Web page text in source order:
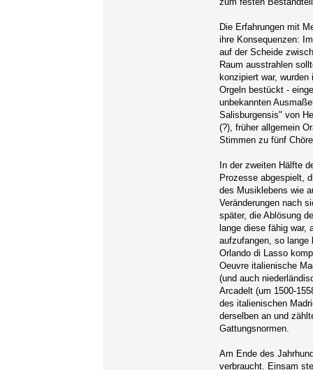
Die Erfahrungen mit
ihre Konsequenzen:
auf der Scheide
Raum ausstrahlen
konzipiert war,
Orgeln bestückt -
unbekannten
Salisburgensis" von
(?), früher allgemein
Stimmen zu fünf
In der zweiten Hälfte
Prozesse abgespielt,
des Musiklebens wie
Veränderungen nach
später, die Ablösung
lange diese fähig war,
aufzufangen, so lange
Orlando di Lasso
Oeuvre italienische
(und auch
Arcadelt (um 1500-
des italienischen
derselben an und
Gattungsnormen.
Am Ende des
verbraucht. Einsam